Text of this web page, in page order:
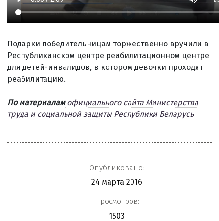
Подарки победительницам торжественно вручили в
Республиканском центре реабилитационном центре
для детей-инвалидов, в котором девочки проходят
реабилитацию.
По материаламофициального сайта Министерства
труда и социальной защиты Республики Беларусь
Опубликовано:
24 марта 2016
Просмотров:
1503